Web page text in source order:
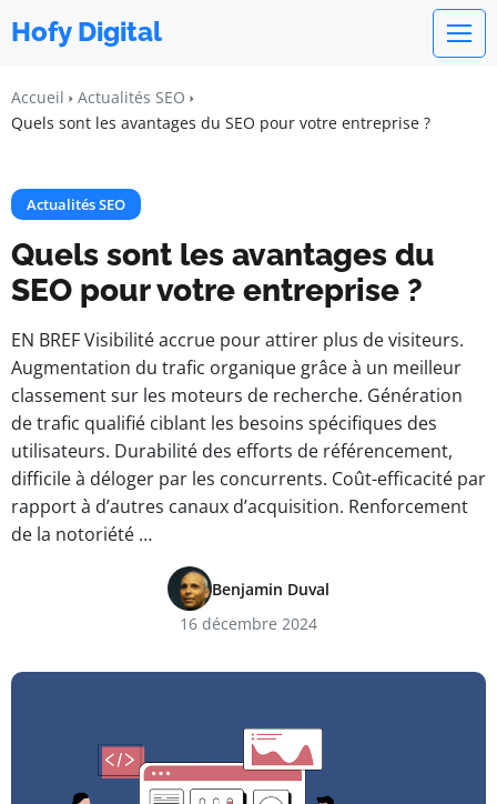
Hofy Digital
Accueil
Actualités SEO
Quels sont les avantages du SEO pour votre entreprise ?
Actualités SEO
Quels sont les avantages du
SEO pour votre entreprise ?
EN BREF Visibilité accrue pour attirer plus de visiteurs.
Augmentation du trafic organique grâce à un meilleur
classement sur les moteurs de recherche. Génération
de trafic qualifié ciblant les besoins spécifiques des
utilisateurs. Durabilité des efforts de référencement,
difficile à déloger par les concurrents. Coût-efficacité par
rapport à d’autres canaux d’acquisition. Renforcement
de la notoriété …
Benjamin Duval
16 décembre 2024